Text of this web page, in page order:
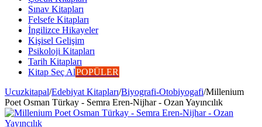
Sınav Kitapları
Felsefe Kitapları
İngilizce Hikayeler
Kişisel Gelişim
Psikoloji Kitapları
Tarih Kitapları
Kitap Seç AlPOPÜLER
Ucuzkitapal/Edebiyat Kitapları/Biyografi-Otobiyogafi/Millenium
Poet Osman Türkay - Semra Eren-Nijhar - Ozan Yayıncılık